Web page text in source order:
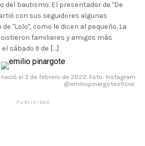
del bautismo. El presentador de "De
con sus seguidores algunas
"Lolo", como le dicen al pequeño. La
familiares y amigos más
sábado 9 de […]
nació el 3 de febrero de 2022. Foto: Instagram
@emiliopinargoteoficial.
PUBLICIDAD